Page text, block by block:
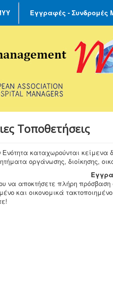
Εγγραφές - Συνδρομές
Τοποθετήσεις
Ενότητα καταχωρούνται
οργάνωσης, διοίκησης,
να αποκτήσετε πλήρη
και οικονομικά